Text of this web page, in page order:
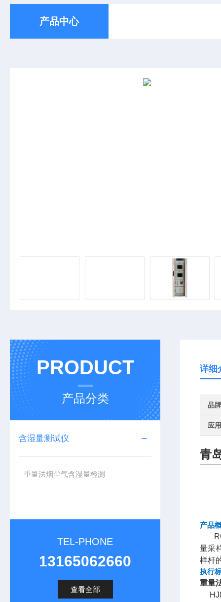
产品中心
PRODUCT
产品分类
含湿量测试仪
重量法烟尘气含湿量检测
TEL-PHONE
13165062660
查看全部
详细
品牌
应
青
产品
量采
样杆
执行
重量